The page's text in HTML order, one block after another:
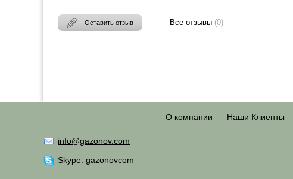
Оставить отзыв Все отзывы (0)
О компании Наши Клиенты
info@gazonov.com
Skype: gazonovcom